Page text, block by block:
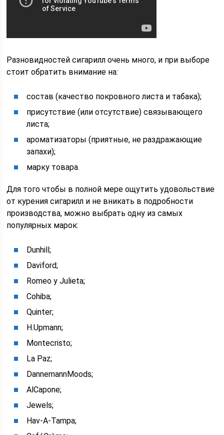
Разновидностей сигарилл очень много, и при выборе
стоит обратить внимание на:
состав (качество покровного листа и табака);
присутствие (или отсутствие) связывающего
листа;
ароматизаторы (приятные, не раздражающие
запахи);
марку товара.
Для того чтобы в полной мере ощутить удовольствие
от курения сигарилл и не вникать в подробности
производства, можно выбрать одну из самых
популярных марок:
Dunhill;
Daviford;
Romeo y Julieta;
Cohiba;
Quinter;
H.Upmann;
Montecristo;
La Paz;
DannemannMoods;
AlCapone;
Jewels;
Hav-A-Tampa;